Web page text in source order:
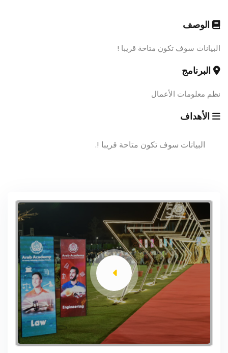
الوصف
البيانات سوف تكون متاحة قريبا !
البرنامج
نظم معلومات الأعمال
الأهداف
البيانات سوف تكون متاحة قريبا !.